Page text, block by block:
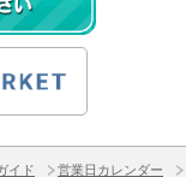
イド 営業日カレンダー